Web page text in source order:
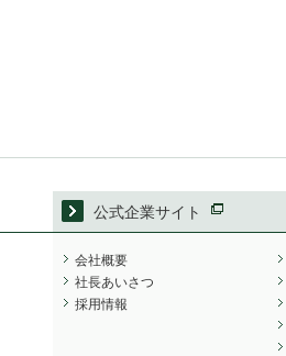
公式企業サイト
会社概要
社長あいさつ
採用情報